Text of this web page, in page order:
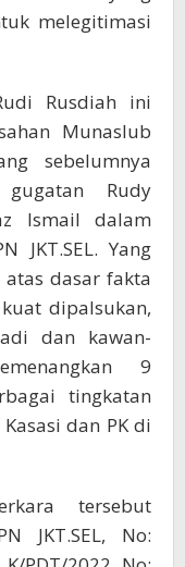
melegitimasi
Rusdiah ini
Munaslub
sebelumnya
Rudy
Ismail dalam
JKT.SEL. Yang
dasar fakta
dipalsukan,
dan kawan-
9
tingkatan
dan PK di
tersebut
JKT.SEL, No: